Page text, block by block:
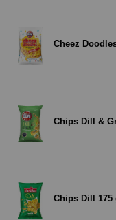
Cheez
Chips Dill &
Chips Dill 175